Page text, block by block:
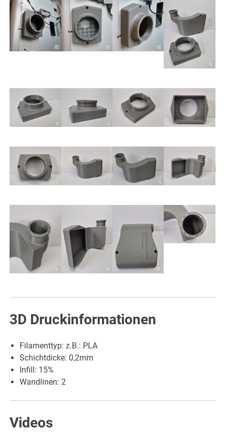
3D Druckinformationen
Filamenttyp: z.B.: PLA
Schichtdicke: 0,2mm
Infill: 15%
Wandlinen: 2
Videos